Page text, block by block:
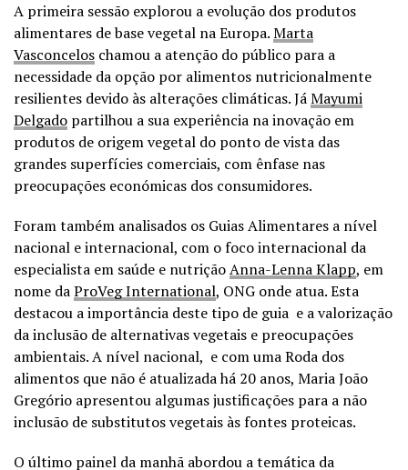
A primeira sessão explorou a evolução dos produtos
alimentares de base vegetal na Europa.Marta
Vasconcelos chamou a atenção do público para a
necessidade da opção por alimentos nutricionalmente
resilientes devido às alterações climáticas. JáMayumi
Delgado partilhou a sua experiência na inovação em
produtos de origem vegetal do ponto de vista das
grandes superfícies comerciais, com ênfase nas
preocupações económicas dos consumidores.
Foram também analisados os Guias Alimentares a nível
nacional e internacional, com o foco internacional da
especialista em saúde e nutriçãoAnna-Lenna Klapp, em
nome daProVeg International, ONG onde atua. Esta
destacou a importância deste tipo de guia e a valorização
da inclusão de alternativas vegetais e preocupações
ambientais. A nível nacional, e com uma Roda dos
alimentos que não é atualizada há 20 anos, Maria João
Gregório apresentou algumas justificações para a não
inclusão de substitutos vegetais às fontes proteicas.
O último painel da manhã abordou a temática da